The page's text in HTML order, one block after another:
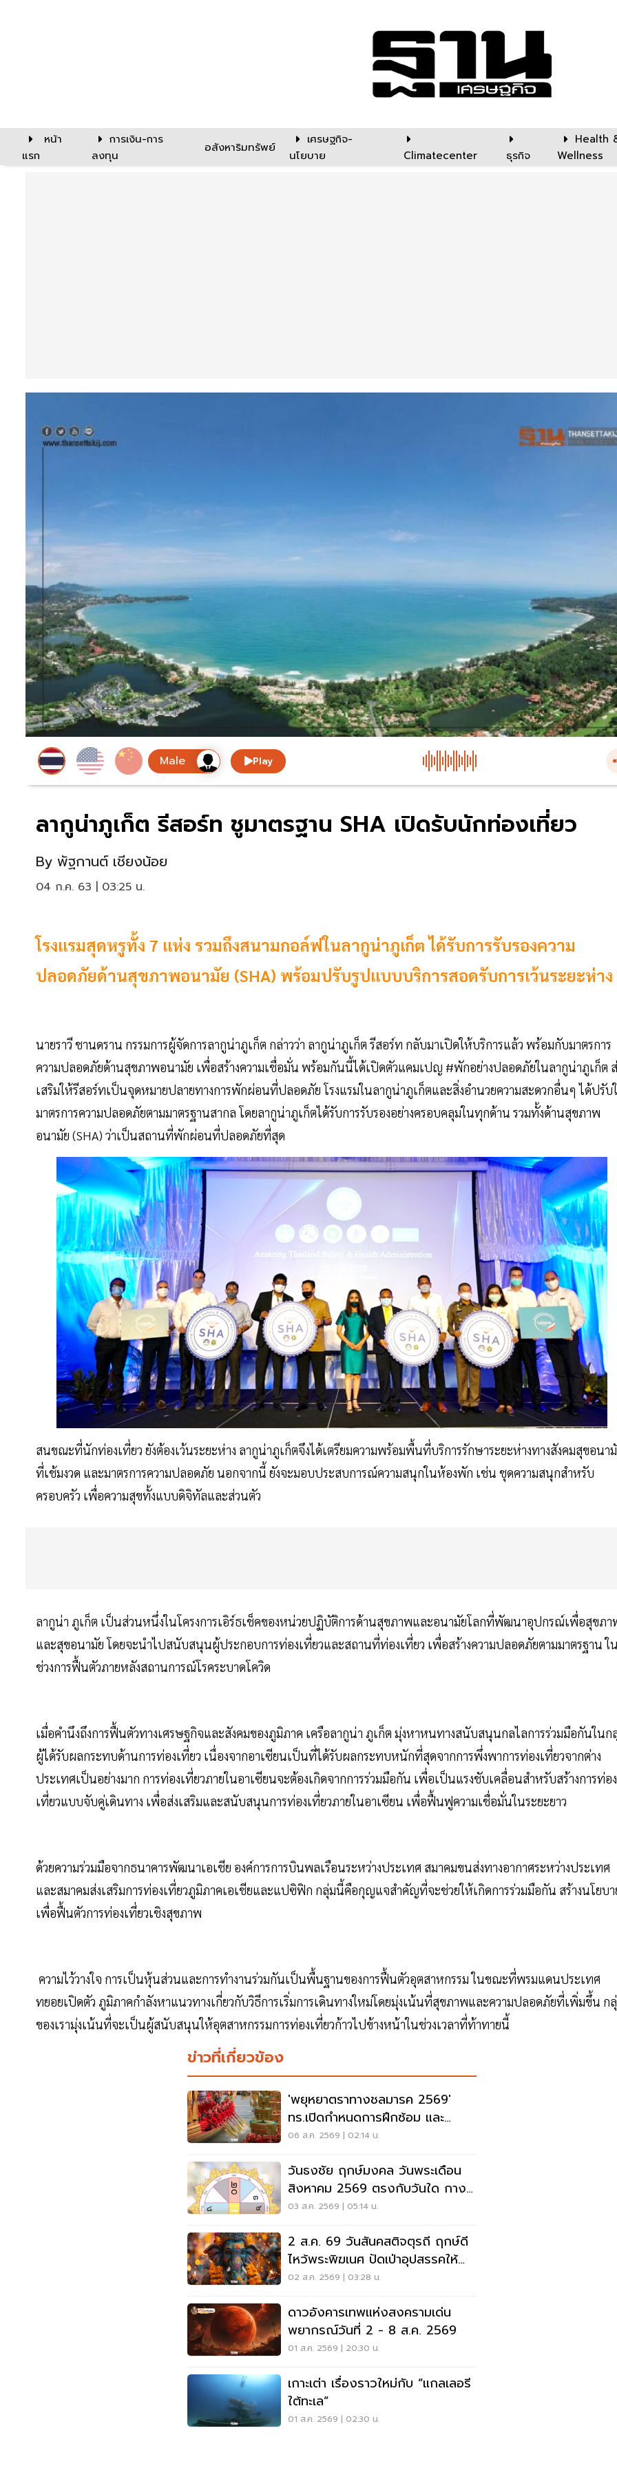
หน้า
แรก
การเงิน-การ
ลงทุน
อสังหาริมทรัพย์
เศรษฐกิจ-
นโยบาย
Climatecenter ธุรกิจ
Health
Wellness
Play
ลากูน่าภูเก็ต รีสอร์ท ชูมาตรฐาน SHA เปิดรับนักท่องเที่ยว
By พัฐกานต์ เชียงน้อย
04 ก.ค. 63 | 03:25 น.
โรงแรมสุดหรูทั้ง 7 แห่ง รวมถึงสนามกอล์ฟในลากูน่าภูเก็ต ได้รับการรับรองความ
ปลอดภัยด้านสุขภาพอนามัย (SHA) พร้อมปรับรูปแบบบริการสอดรับการเว้นระยะห่าง
นายราวี ชานดราน กรรมการผู้จัดการลากูน่าภูเก็ต กล่าวว่า ลากูน่าภูเก็ต รีสอร์ท กลับมาเปิดให้บริการแล้ว พร้อมกับมาตรการ
ความปลอดภัยด้านสุขภาพอนามัย เพื่อสร้างความเชื่อมั่น พร้อมกันนี้ได้เปิดตัวแคมเปญ #พักอย่างปลอดภัยในลากูน่าภูเก็ต
เสริมให้รีสอร์ทเป็นจุดหมายปลายทางการพักผ่อนที่ปลอดภัย โรงแรมในลากูน่าภูเก็ตและสิ่งอำนวยความสะดวกอื่นๆ ได้ปรับ
มาตรการความปลอดภัยตามมาตรฐานสากล โดยลากูน่าภูเก็ตได้รับการรับรองอย่างครอบคลุมในทุกด้าน รวมทั้งด้านสุขภาพ
อนามัย (SHA) ว่าเป็นสถานที่พักผ่อนที่ปลอดภัยที่สุด
สนขณะที่นักท่องเที่ยว ยังต้องเว้นระยะห่าง ลากูน่าภูเก็ตจึงได้เตรียมความพร้อมพื้นที่บริการรักษาระยะห่างทางสังคมสุขอนา
ที่เช้มงวด และมาตรการความปลอดภัย นอกจากนี้ ยังจะมอบประสบการณ์ความสนุกในห้องพัก เช่น ชุดความสนุกสำหรับ
ครอบครัว เพื่อความสุขทั้งแบบดิจิทัลและส่วนตัว
ลากูน่า ภูเก็ต เป็นส่วนหนึ่งในโครงการเอิร์ธเช็คของหน่วยปฏิบัติการด้านสุขภาพและอนามัยโลกที่พัฒนาอุปกรณ์เพื่อสุขภา
และสุขอนามัย โดยจะนำไปสนับสนุนผู้ประกอบการท่องเที่ยวและสถานที่ท่องเที่ยว เพื่อสร้างความปลอดภัยตามมาตรฐาน ใ
ช่วงการฟื้นตัวภายหลังสถานการณ์โรคระบาดโควิด
เมื่อคำนึงถึงการฟื้นตัวทางเศรษฐกิจและสังคมของภูมิภาค เครือลากูน่า ภูเก็ต มุ่งหาหนทางสนับสนุนกลไลการร่วมมือกันในก
ผู้ได้รับผลกระทบด้านการท่องเที่ยว เนื่องจากอาเซียนเป็นที่ได้รับผลกระทบหนักที่สุดจากการพึ่งพาการท่องเที่ยวจากต่าง
ประเทศเป็นอย่างมาก การท่องเที่ยวภายในอาเซียนจะต้องเกิดจากการร่วมมือกัน เพื่อเป็นแรงชับเคลื่อนสำหรับสร้างการท่อง
เที่ยวแบบจับคู่เดินทาง เพื่อส่งเสริมและสนับสนุนการท่องเที่ยวภายในอาเซียน เพื่อฟื้นฟูความเชื่อมั่นในระยะยาว
ด้วยความร่วมมือจากธนาคารพัฒนาเอเชีย องค์การการบินพลเรือนระหว่างประเทศ สมาคมขนส่งทางอากาศระหว่างประเทศ
และสมาคมส่งเสริมการท่องเที่ยวภูมิภาคเอเชียและแปซิฟิก กลุ่มนี้คือกุญแจสำคัญที่จะช่วยให้เกิดการร่วมมือกัน สร้างนโยบ
เพื่อฟื้นตัวการท่องเที่ยวเชิงสุขภาพ
ความไว้วางใจ การเป็นหุ้นส่วนและการทำงานร่วมกันเป็นพื้นฐานของการฟื้นตัวอุตสาหกรรม ในขณะที่พรมแดนประเทศ
ทยอยเปิดตัว ภูมิภาคกำลังหาแนวทางเกี่ยวกับวิธีการเริ่มการเดินทางใหม่โดยมุ่งเน้นที่สุขภาพและความปลอดภัยที่เพิ่มขึ้น ก
ของเรามุ่งเน้นที่จะเป็นผู้สนับสนุนให้อุตสาหกรรมการท่องเที่ยวก้าวไปข้างหน้าในช่วงเวลาที่ท้าทายนี้
ข่าวที่เกี่ยวข้อง
'พยุหยาตราทางชลมารค 2569'
ทร.เปิดกำหนดการฝึกซ้อม และ
วันพระราชพิธี จุดชมขบวน
06 ส.ค. 2569 | 02:14 น.
วันธงชัย ฤกษ์มงคล วันพระเดือน
สิงหาคม 2569 ตรงกับวันใด กาง
ปฏิทินเช็กที่นี่
03 ส.ค. 2569 | 05:14 น.
2 ส.ค. 69 วันสันคสติจตุรถี ฤกษ์ดี
ไหว้พระพิฆเนศ ปัดเป่าอุปสรรคให้
ชีวิตปัง
02 ส.ค. 2569 | 03:28 น.
ดาวอังคารเทพแห่งสงครามเด่น
พยากรณ์วันที่ 2 - 8 ส.ค. 2569
01 ส.ค. 2569 | 20:30 น.
เกาะเต่า เรื่องราวใหม่กับ “แกลเลอรี
ใต้ทะเล”
01 ส.ค. 2569 | 02:30 น.